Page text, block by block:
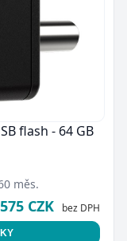
flash - 64 GB
měs.
575 CZK bez DPH